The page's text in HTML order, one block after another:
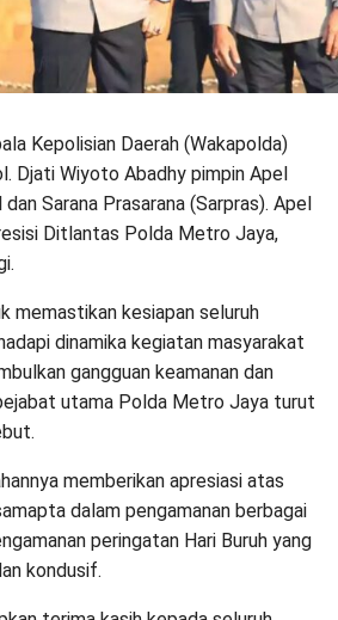
Kepolisian Daerah (Wakapolda)
Djati Wiyoto Abadhy pimpin Apel
Sarana Prasarana (Sarpras). Apel
Ditlantas Polda Metro Jaya,
memastikan kesiapan seluruh
dinamika kegiatan masyarakat
gangguan keamanan dan
utama Polda Metro Jaya turut
memberikan apresiasi atas
dalam pengamanan berbagai
peringatan Hari Buruh yang
kondusif.